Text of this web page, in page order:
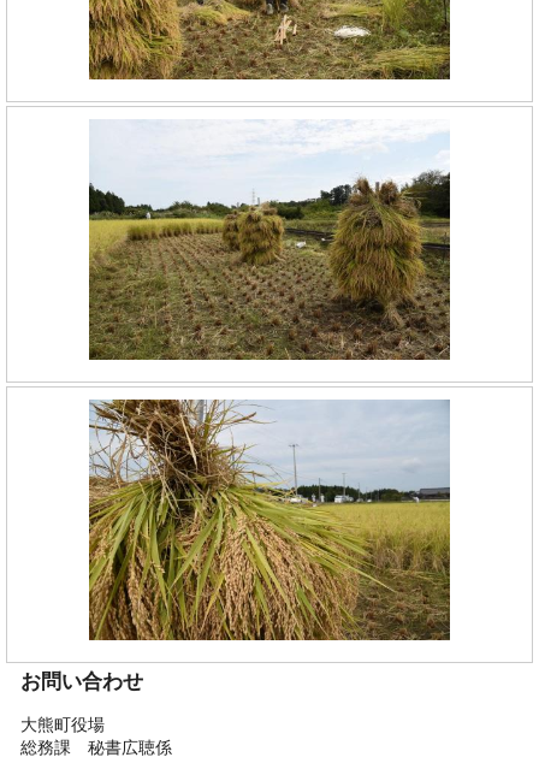
お問い合わせ
大熊町役場
総務課 秘書広聴係